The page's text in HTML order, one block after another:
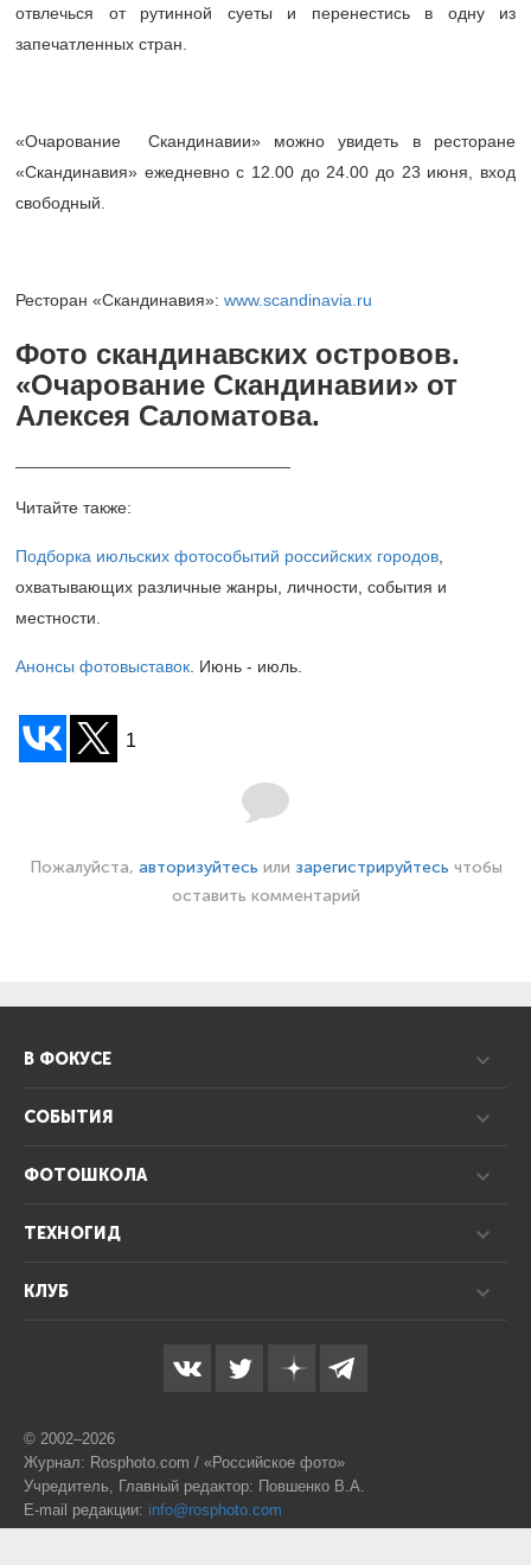
отвлечься от рутинной суеты и перенестись в одну из
запечатленных стран.
«Очарование Скандинавии» можно увидеть в ресторане
«Скандинавия» ежедневно с 12.00 до 24.00 до 23 июня, вход
свободный.
Ресторан «Скандинавия»: www.scandinavia.ru
Фото скандинавских островов.
«Очарование Скандинавии» от
Алексея Саломатова.
Читайте также:
Подборка июльских фотособытий российских городов
охватывающих различные жанры, личности, события и
местности.
Анонсы фотовыставок . Июнь - июль.
1
Пожалуйста, авторизуйтесь или зарегистрируйтесь чтобы
оставить комментарий
В ФОКУСЕ
СОБЫТИЯ
ФОТОШКОЛА
ТЕХНОГИД
КЛУБ
© 2002–2026
Журнал: Rosphoto.com / «Российское фото»
Учредитель, Главный редактор: Повшенко В.А.
E-mail редакции: info@rosphoto.com